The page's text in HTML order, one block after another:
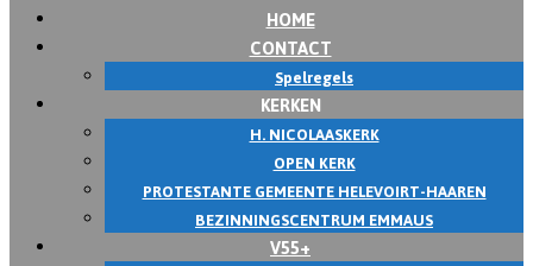
HOME
CONTACT
Spelregels
KERKEN
H. NICOLAASKERK
OPEN KERK
PROTESTANTE GEMEENTE HELEVOIRT-HAAREN
BEZINNINGSCENTRUM EMMAUS
V55+